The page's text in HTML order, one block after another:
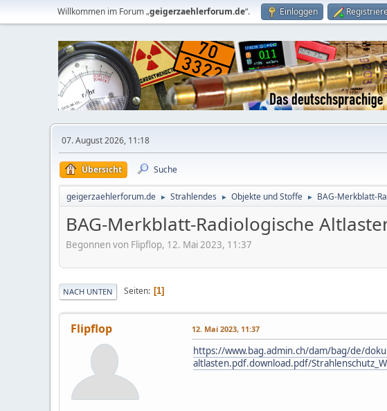
Willkommen im Forum „geigerzaehlerforum.de“. Einloggen
07. August 2026, 11:18
Übersicht Suche
geigerzaehlerforum.de ► Strahlendes ► Objekte und Stoffe ► BAG-Merkblatt-
BAG-Merkblatt-Radiologische
Begonnen von Flipflop, 12. Mai 2023, 11:37
NACH UNTEN Seiten 1
Flipflop 12. Mai 2023, 11:37
https://www.bag.admin.ch/dam/bag/de/
altlasten.pdf.download.pdf/